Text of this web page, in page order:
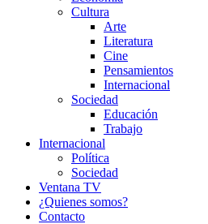
Cultura
Arte
Literatura
Cine
Pensamientos
Internacional
Sociedad
Educación
Trabajo
Internacional
Política
Sociedad
Ventana TV
¿Quienes somos?
Contacto